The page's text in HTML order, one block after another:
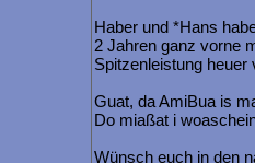
Haber und *Hans
2 Jahren ganz vorne
Spitzenleistung heuer
Guat, da AmiBua is
Do miaßat i
Wünsch euch in den